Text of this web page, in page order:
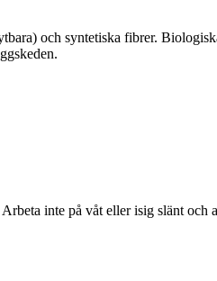
och syntetiska fibrer.
inte på våt eller isig slänt och